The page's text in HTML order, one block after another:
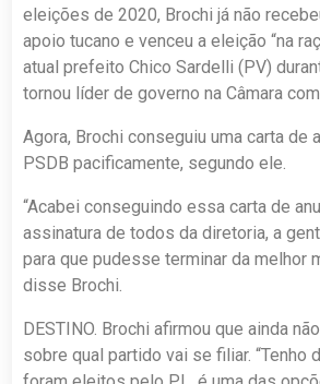
eleições de 2020, Brochi já não
apoio tucano e venceu a eleição “na
atual prefeito Chico Sardelli (PV)
tornou líder de governo na Câmara
Agora, Brochi conseguiu uma carta de
PSDB pacificamente, segundo ele.
“Acabei conseguindo essa carta de
assinatura de todos da diretoria, a
para que pudesse terminar da melhor
disse Brochi.
DESTINO. Brochi afirmou que ainda
sobre qual partido vai se filiar. “Tenho